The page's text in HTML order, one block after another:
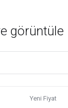
görüntüle
Yeni Fiyat